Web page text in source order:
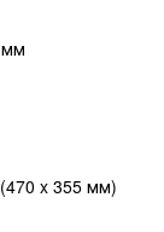
мм
x 355 мм)